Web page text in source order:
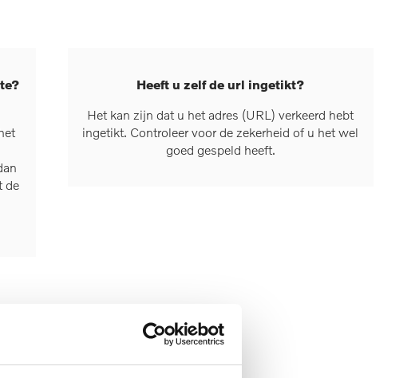
de
Heeft u zelf de url ingetikt?
Het kan zijn dat u het adres (URL) verkeerd hebt
ingetikt. Controleer voor de zekerheid of u het wel
goed gespeld heeft.